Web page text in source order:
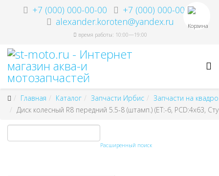
+7 (000) 000-00-00
+7 (000) 000-00-00
alexander.koroten@yandex.ru
время работы: 10:00—19:00
Корзина
Главная Каталог Запчасти Ирбис
Запчасти на
Диск колесный R8 передний 5.5-8 (штамп.) (ET:-6, PCD:4х63,
Расширенный поиск